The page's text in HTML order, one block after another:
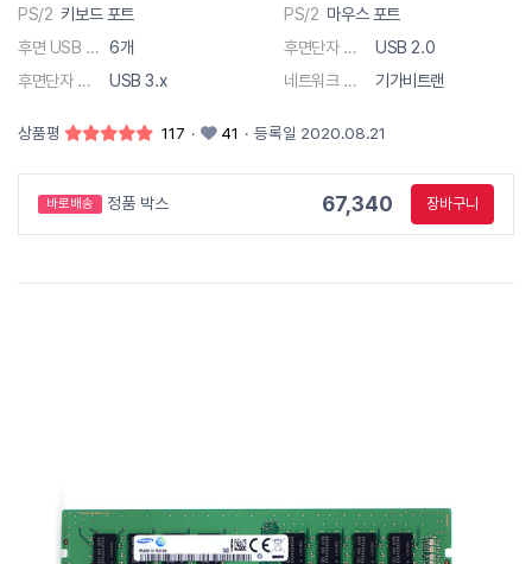
PS/2 키보드 포트 PS/2 마우스 포트
후면 USB 총 단자수 6개 후면단자 종류
USB 2.0
후면단자 종류
USB 3.x 네트워크 사양 기가비트랜
상품평 117 · 41 · 등록일 2020.08.21
바로배송 정품 박스 67,340 장바구니